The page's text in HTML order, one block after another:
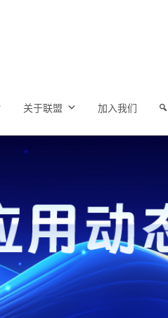
关于联盟 加入我们